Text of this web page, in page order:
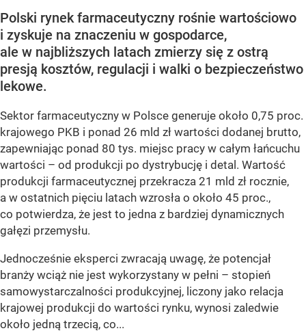
Polski rynek farmaceutyczny rośnie wartościowo
i zyskuje na znaczeniu w gospodarce,
ale w najbliższych latach zmierzy się z ostrą
presją kosztów, regulacji i walki o bezpieczeństwo
lekowe.
Sektor farmaceutyczny w Polsce generuje około 0,75 proc.
krajowego PKB i ponad 26 mld zł wartości dodanej brutto,
zapewniając ponad 80 tys. miejsc pracy w całym łańcuchu
wartości – od produkcji po dystrybucję i detal. Wartość
produkcji farmaceutycznej przekracza 21 mld zł rocznie,
a w ostatnich pięciu latach wzrosła o około 45 proc.,
co potwierdza, że jest to jedna z bardziej dynamicznych
gałęzi przemysłu.
Jednocześnie eksperci zwracają uwagę, że potencjał
branży wciąż nie jest wykorzystany w pełni – stopień
samowystarczalności produkcyjnej, liczony jako relacja
krajowej produkcji do wartości rynku, wynosi zaledwie
około jedną trzecią, co...